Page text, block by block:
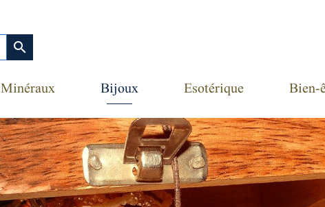
Minéraux Bijoux Esotérique
search